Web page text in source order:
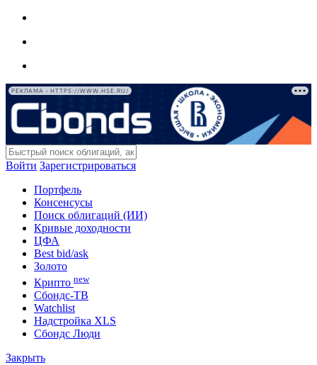
РЕКЛАМА • HTTPS://WWW.HSE.RU/
Войти Зарегистрироваться
Портфель
Консенсусы
Поиск облигаций (ИИ)
Кривые доходности
ЦФА
Best bid/ask
Золото
Крипто new
Сбондс-ТВ
Watchlist
Надстройка XLS
Сбондс Люди
Закрыть